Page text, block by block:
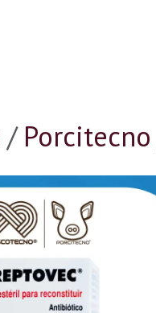
Porcitecno